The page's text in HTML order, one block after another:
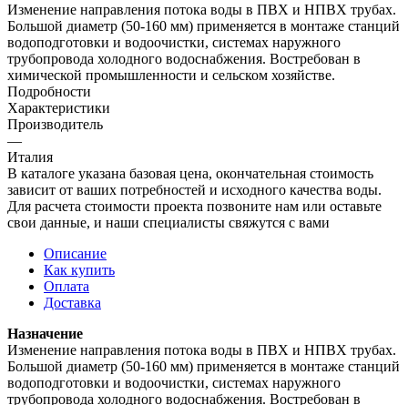
Изменение направления потока воды в ПВХ и НПВХ трубах.
Большой диаметр (50-160 мм) применяется в монтаже станций
водоподготовки и водоочистки, системах наружного
трубопровода холодного водоснабжения. Востребован в
химической промышленности и сельском хозяйстве.
Подробности
Характеристики
Производитель
—
Италия
В каталоге указана базовая цена, окончательная стоимость
зависит от ваших потребностей и исходного качества воды.
Для расчета стоимости проекта позвоните нам или оставьте
свои данные, и наши специалисты свяжутся с вами
Описание
Как купить
Оплата
Доставка
Назначение
Изменение направления потока воды в ПВХ и НПВХ трубах.
Большой диаметр (50-160 мм) применяется в монтаже станций
водоподготовки и водоочистки, системах наружного
трубопровода холодного водоснабжения. Востребован в